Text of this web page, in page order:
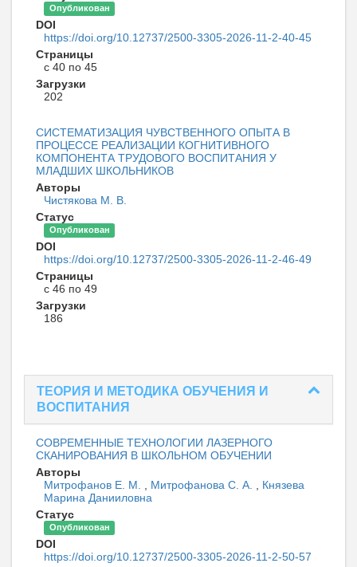
Опубликован
DOI
https://doi.org/10.12737/2500-3305-2026-11-2-40-45
Страницы
с 40 по 45
Загрузки
202
СИСТЕМАТИЗАЦИЯ ЧУВСТВЕННОГО ОПЫТА В
ПРОЦЕССЕ РЕАЛИЗАЦИИ КОГНИТИВНОГО
КОМПОНЕНТА ТРУДОВОГО ВОСПИТАНИЯ У
МЛАДШИХ ШКОЛЬНИКОВ
Авторы
Чистякова М. В.
Статус
Опубликован
DOI
https://doi.org/10.12737/2500-3305-2026-11-2-46-49
Страницы
с 46 по 49
Загрузки
186
ТЕОРИЯ И МЕТОДИКА ОБУЧЕНИЯ И
ВОСПИТАНИЯ
СОВРЕМЕННЫЕ ТЕХНОЛОГИИ ЛАЗЕРНОГО
СКАНИРОВАНИЯ В ШКОЛЬНОМ ОБУЧЕНИИ
Авторы
Митрофанов Е. М.
Митрофанова С. А.
Князева
Марина Данииловна
Статус
Опубликован
DOI
https://doi.org/10.12737/2500-3305-2026-11-2-50-57